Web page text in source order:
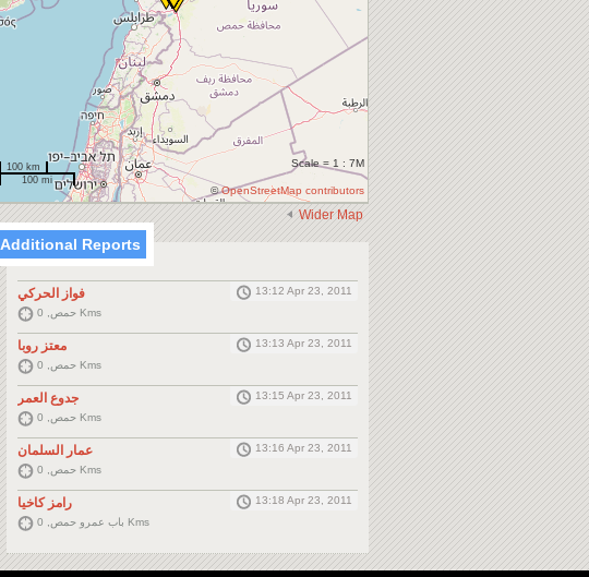
100 km
100 mi
Scale = 1 : 7M
©OpenStreetMap contributors
Wider Map
Additional Reports
فواز الحركي
13:12 Apr 23, 2011
حمص, 0 Kms
معتز روبا
13:13 Apr 23, 2011
حمص, 0 Kms
جدوع العمر
13:15 Apr 23, 2011
حمص, 0 Kms
عمار السلمان
13:16 Apr 23, 2011
حمص, 0 Kms
رامز كاخيا
13:18 Apr 23, 2011
باب عمرو حمص, 0 Kms